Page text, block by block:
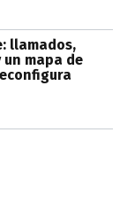
llamados,
mapa de